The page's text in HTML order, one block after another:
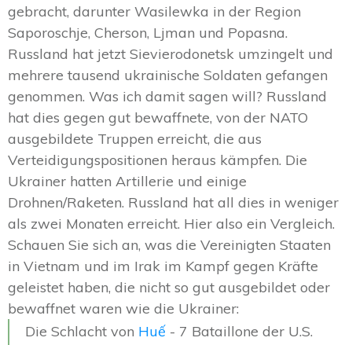
gebracht, darunter Wasilewka in der Region
Saporoschje, Cherson, Ljman und Popasna.
Russland hat jetzt Sievierodonetsk umzingelt und
mehrere tausend ukrainische Soldaten gefangen
genommen. Was ich damit sagen will? Russland
hat dies gegen gut bewaffnete, von der NATO
ausgebildete Truppen erreicht, die aus
Verteidigungspositionen heraus kämpfen. Die
Ukrainer hatten Artillerie und einige
Drohnen/Raketen. Russland hat all dies in weniger
als zwei Monaten erreicht. Hier also ein Vergleich.
Schauen Sie sich an, was die Vereinigten Staaten
in Vietnam und im Irak im Kampf gegen Kräfte
geleistet haben, die nicht so gut ausgebildet oder
bewaffnet waren wie die Ukrainer:
Die Schlacht von Huế - 7 Bataillone der U.S.